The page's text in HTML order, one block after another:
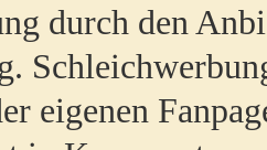
durch den
eigenen